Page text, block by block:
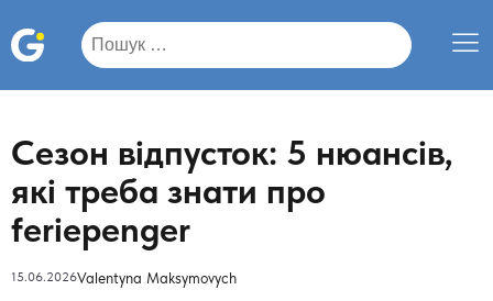
Пошук:
Сезон відпусток: 5 нюансів,
які треба знати про
feriepenger
15.06.2026Valentyna Maksymovych